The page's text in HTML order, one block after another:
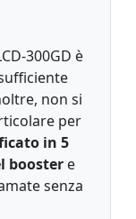
300GD è
non si
per
in 5
booster e
senza